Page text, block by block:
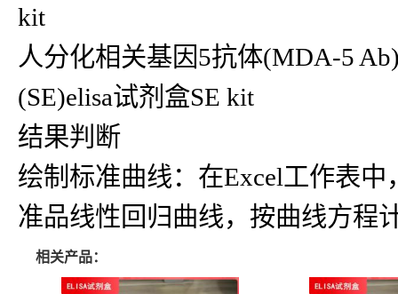
kit
人分化相关基因5抗体(MDA-5
(SE)elisa试剂盒SE kit
结果判断
绘制标准曲线：在Excel工作表
准品线性回归曲线，按曲线方程
相关产品：